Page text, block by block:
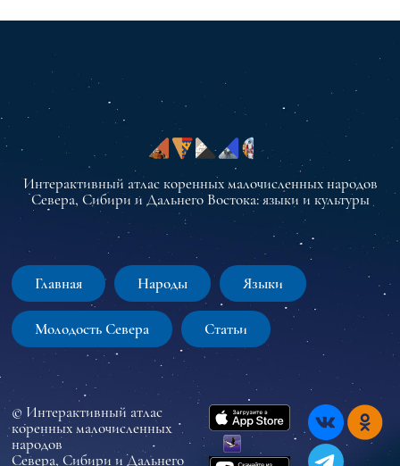
Интерактивный атлас коренных малочисленных народов
Севера, Сибири и Дальнего Востока: языки и культуры
Главная Народы Языки
Молодость Севера Статьи
© Интерактивный атлас
коренных малочисленных
народов
Севера, Сибири и Дальнего